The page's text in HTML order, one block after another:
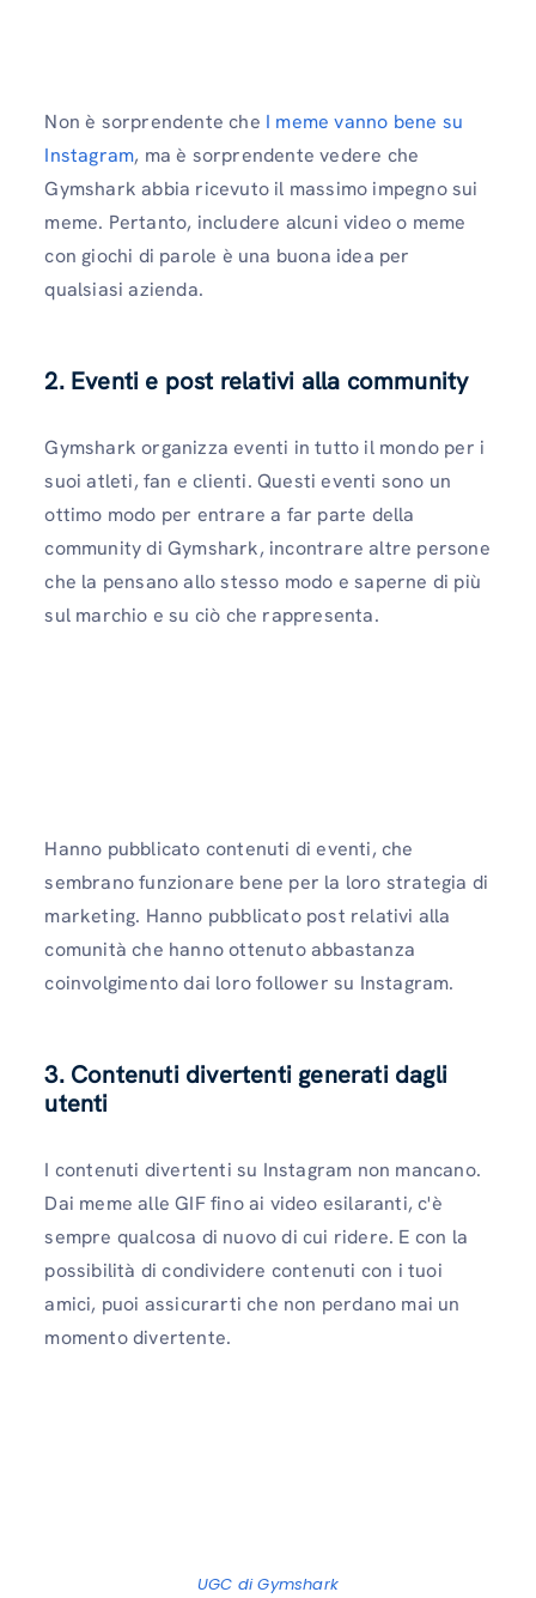
Non è sorprendente che I meme vanno bene su
Instagram, ma è sorprendente vedere che
Gymshark abbia ricevuto il massimo impegno sui
meme. Pertanto, includere alcuni video o meme
con giochi di parole è una buona idea per
qualsiasi azienda.
2. Eventi e post relativi alla community
Gymshark organizza eventi in tutto il mondo per i
suoi atleti, fan e clienti. Questi eventi sono un
ottimo modo per entrare a far parte della
community di Gymshark, incontrare altre persone
che la pensano allo stesso modo e saperne di più
sul marchio e su ciò che rappresenta.
Hanno pubblicato contenuti di eventi, che
sembrano funzionare bene per la loro strategia di
marketing. Hanno pubblicato post relativi alla
comunità che hanno ottenuto abbastanza
coinvolgimento dai loro follower su Instagram.
3. Contenuti divertenti generati dagli
utenti
I contenuti divertenti su Instagram non mancano.
Dai meme alle GIF fino ai video esilaranti, c'è
sempre qualcosa di nuovo di cui ridere. E con la
possibilità di condividere contenuti con i tuoi
amici, puoi assicurarti che non perdano mai un
momento divertente.
UGC di Gymshark